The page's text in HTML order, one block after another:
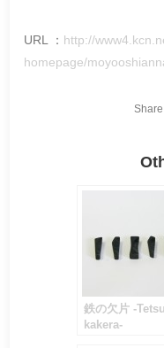
URL ： http://
homepage/
鉄の欠片 -
kakera-